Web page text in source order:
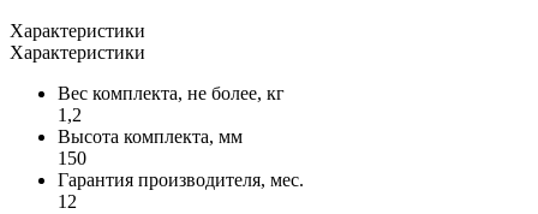
Характеристики
Характеристики
Вес комплекта, не более, кг
1,2
Высота комплекта, мм
150
Гарантия производителя, мес.
12